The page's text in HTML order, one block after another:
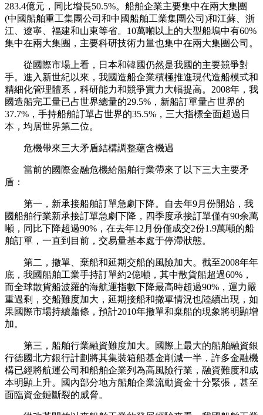
283.4億元，同比增長50.5%。船舶企業主要集中在兩大集團
(中國船舶重工集團公司和中國船舶工業集團公司)和江蘇、浙
江、遼寧、福建和山東等省。10萬噸以上的大型船塢中有60%
集中在兩大集團，主要科研技術力量也集中在兩大集團公司。
從國際市場上看，日本和韓國仍然是我國的主要競爭對
手。進入新世紀以來，我國造船企業積極推進現代造船模式和
精細化管理體系，科研能力和競爭實力大幅提高。2008年，我
國造船完工量已占世界總量的29.5%，新船訂單量占世界的
37.7%，手持船舶訂單占世界的35.5%，三大指標全面超過日
本，均居世界第二位。
危機帶來三大矛盾結構調整蘊含機遇
當前的國際金融危機給船舶行業帶來了以下三大主要矛
盾：
第一，新承接船舶訂單急劇下降。自去年9月份開始，我
國船舶行業新承接訂單急劇下降，四季度承接訂單僅有90余萬
噸，同比下降超過90%，在去年12月份僅成交2份1.9萬噸的船
舶訂單，一直到目前，交易量基本處于停滯狀態。
第二，撤單、棄船和延期交船的風險加大。截至2008年年
底，我國船舶工業手持訂單約2億噸，其中散貨船超過60%，
而全球散貨船波羅的海航運指數下降最高時超過90%，運力嚴
重過剩，交船難度加大，延期接船和撤單情況也陸續出現，如
果國際市場持續蕭條，預計2010年撤單和棄船的現象將明顯增
加。
第三，船舶行業融資難度加大。國際上最大的船舶融資銀
行德國北方銀行計劃將其集裝箱船基金削減一半，許多金融機
構已經將航運公司和船舶企業列為高風險行業，融資難度和成
本明顯上升。國內部分地方船舶企業流動資金十分緊張，甚至
面臨資金鏈斷裂的威脅。